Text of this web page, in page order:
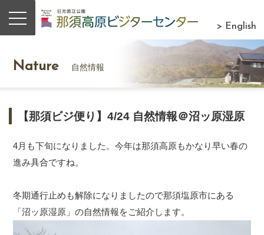
> English
Nature 自然情報
【那須ビジ便り】4/24 自然情報＠沼ッ原湿原
4月も下旬になりました。今年は那須高原もかなり早い春の
進み具合ですね。
冬期通行止めも解除になりましたので那須塩原市にある
「沼ッ原湿原」の自然情報をご紹介します。